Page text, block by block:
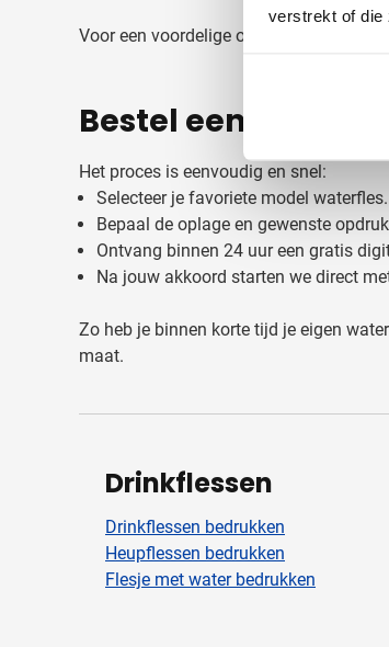
verstrekt of die
Voor een voordelige oplossing bekijk je
Bestel eenvoudig
Het proces is eenvoudig en snel:
Selecteer je favoriete model waterfles.
Bepaal de oplage en gewenste
Ontvang binnen 24 uur een gratis
Na jouw akkoord starten we direct
Zo heb je binnen korte tijd je eigen
maat.
Drinkflessen
Drinkflessen bedrukken
Heupflessen bedrukken
Flesje met water bedrukken